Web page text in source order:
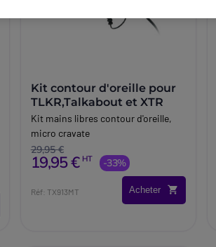
Kit contour d'oreille pour
TLKR,Talkabout et XTR
Kit mains libres contour d'oreille,
micro cravate
29,95 €
19,95 € HT -33%
Réf: TX913MT Acheter